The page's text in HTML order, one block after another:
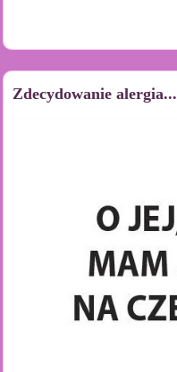
Zdecydowanie alergia...